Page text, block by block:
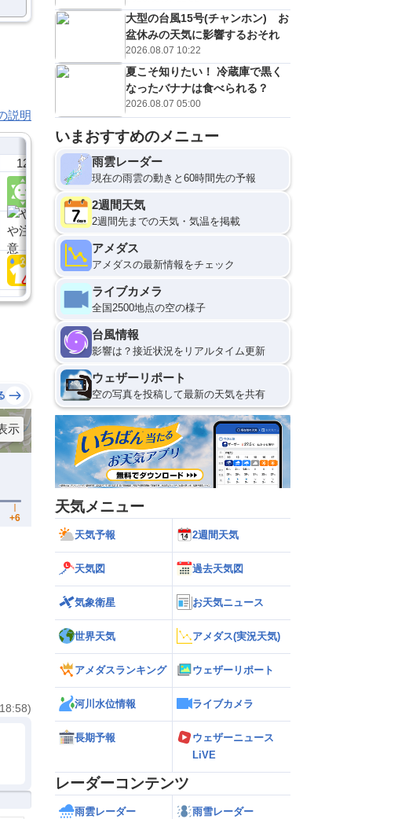
説明
12
18:58)
大型の台風15号(チャンホン) お
盆休みの天気に影響するおそれ
2026.08.07 10:22
夏こそ知りたい！ 冷蔵庫で黒く
なったバナナは食べられる？
2026.08.07 05:00
いまおすすめのメニュー
雨雲レーダー
現在の雨雲の動きと60時間先の予報
2週間天気
2週間先までの天気・気温を掲載
アメダス
アメダスの最新情報をチェック
ライブカメラ
全国2500地点の空の様子
台風情報
影響は？接近状況をリアルタイム更新
ウェザーリポート
空の写真を投稿して最新の天気を共有
天気メニュー
天気予報 2週間天気
天気図 過去天気図
気象衛星 お天気ニュース
世界天気 アメダス(実況天気)
アメダスランキング ウェザーリポート
河川水位情報 ライブカメラ
長期予報
ウェザーニュース
LiVE
レーダーコンテンツ
雨雲レーダー 雨雪レーダー